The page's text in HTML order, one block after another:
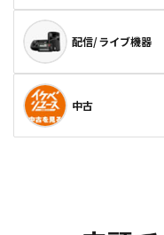
配信/ライブ機器
中古